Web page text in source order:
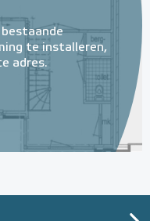
te installeren,
adres.